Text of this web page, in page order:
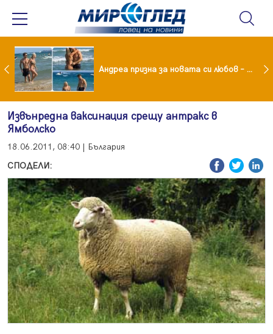
Драма вместо щастие: Звезда от "Татковци" е в болница с високорискова бременност Андреа призна за новата си любов – руснакът Игор
Извънредна ваксинация срещу антракс в
Ямболско
18.06.2011, 08:40 | България
СПОДЕЛИ: